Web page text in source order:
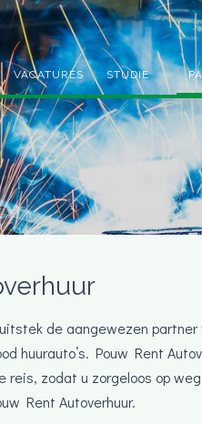
VACATURES STUDIE
de aangewezen
huurauto’s. Pouw Rent
reis, zodat u zorgeloos op
Rent Autoverhuur.